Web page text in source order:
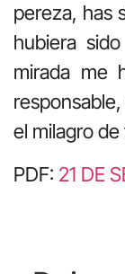
pereza, has
hubiera
mirada me
el milagro de
PDF: 21 DE